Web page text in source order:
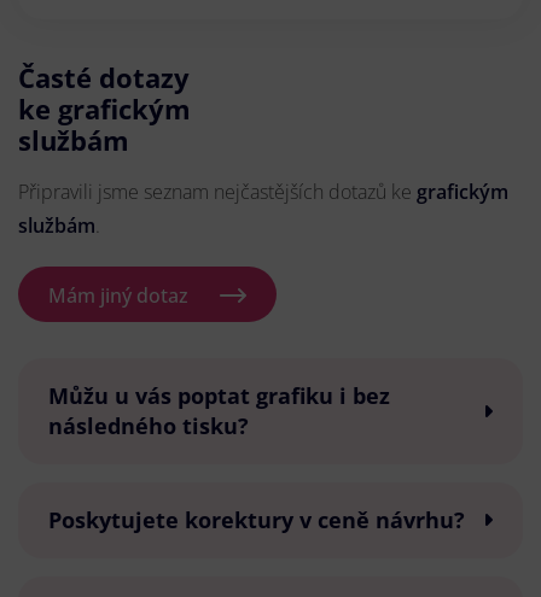
Časté dotazy
ke grafickým
službám
Připravili jsme seznam nejčastějších dotazů ke grafickým
službám.
Mám jiný dotaz
Můžu u vás poptat grafiku i bez
následného tisku?
Poskytujete korektury v ceně návrhu?